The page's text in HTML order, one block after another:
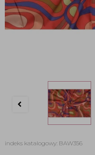
indeks katalogowy: BAW356